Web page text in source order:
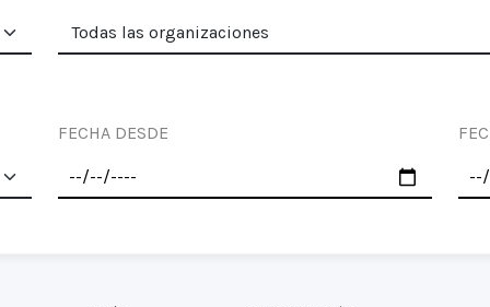
FECHA DESDE